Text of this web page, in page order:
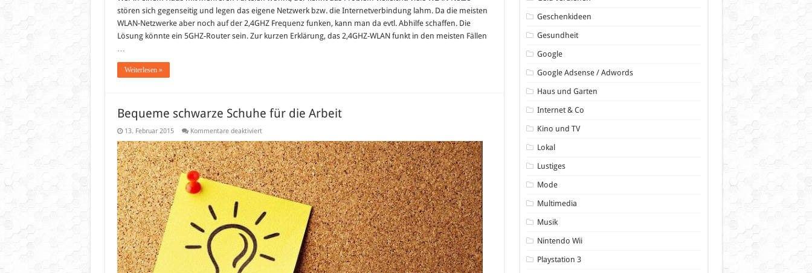
stören sich gegenseitig und legen das eigene Netzwerk bzw. die Internetverbindung lahm. Da die meisten
WLAN-Netzwerke aber noch auf der 2,4GHZ Frequenz funken, kann man da evtl. Abhilfe schaffen. Die
Lösung könnte ein 5GHZ-Router sein. Zur kurzen Erklärung, das 2,4GHZ-WLAN funkt in den meisten Fällen
Weiterlesen »
Bequeme schwarze Schuhe für die Arbeit
13. Februar 2015 Kommentare deaktiviertfür
schwarze
Schuhe
für
die
Arbeit
Geschenkideen
Gesundheit
Google
Google Adsense / Adwords
Haus und Garten
Internet & Co
Kino und TV
Lokal
Lustiges
Mode
Multimedia
Musik
Nintendo Wii
Playstation 3